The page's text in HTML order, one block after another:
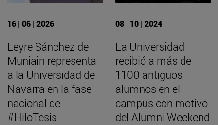
16 | 06 | 2026
Leyre Sánchez de
Muniain representa
a la Universidad de
Navarra en la fase
nacional de
#HiloTesis
08 | 10 | 2024
La Universidad
recibió a más de
1100 antiguos
alumnos en el
campus con motivo
del Alumni Weekend